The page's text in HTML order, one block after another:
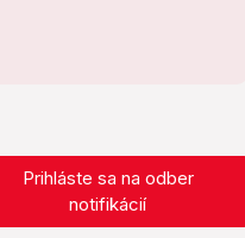
Prihláste sa na odber
notifikácií